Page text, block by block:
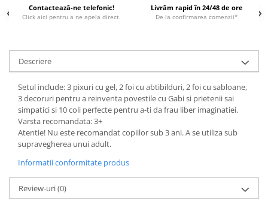
Contactează-ne telefonic!
Click aici pentru a ne apela direct.
Livrăm rapid în 24/48 de ore
De la confirmarea comenzii*
Descriere
Setul include: 3 pixuri cu gel, 2 foi cu abtibilduri, 2 foi cu sabloane,
3 decoruri pentru a reinventa povestile cu Gabi si prietenii sai
simpatici si 10 coli perfecte pentru a-ti da frau liber imaginatiei.
Varsta recomandata: 3+
Atentie! Nu este recomandat copiilor sub 3 ani. A se utiliza sub
supravegherea unui adult.
Informatii conformitate produs
Review-uri(0)